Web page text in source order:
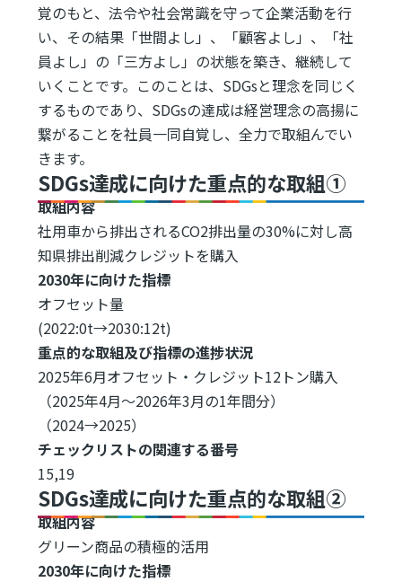
覚のもと、法令や社会常識を守って企業活動を行
い、その結果「世間よし」、「顧客よし」、「社
員よし」の「三方よし」の状態を築き、継続して
いくことです。このことは、SDGsと理念を同じく
するものであり、SDGsの達成は経営理念の高揚に
繋がることを社員一同自覚し、全力で取組んでい
きます。
SDGs達成に向けた重点的な取組①
取組内容
社用車から排出されるCO2排出量の30%に対し高
知県排出削減クレジットを購入
2030年に向けた指標
オフセット量
(2022:0t→2030:12t)
重点的な取組及び指標の進捗状況
2025年6月オフセット・クレジット12トン購入
（2025年4月～2026年3月の1年間分）
（2024→2025）
チェックリストの関連する番号
15,19
SDGs達成に向けた重点的な取組②
取組内容
グリーン商品の積極的活用
2030年に向けた指標